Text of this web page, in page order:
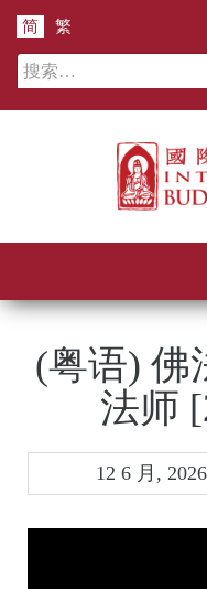
简 繁
搜
索：
(粤语) 佛
法师
12 6 月, 2026